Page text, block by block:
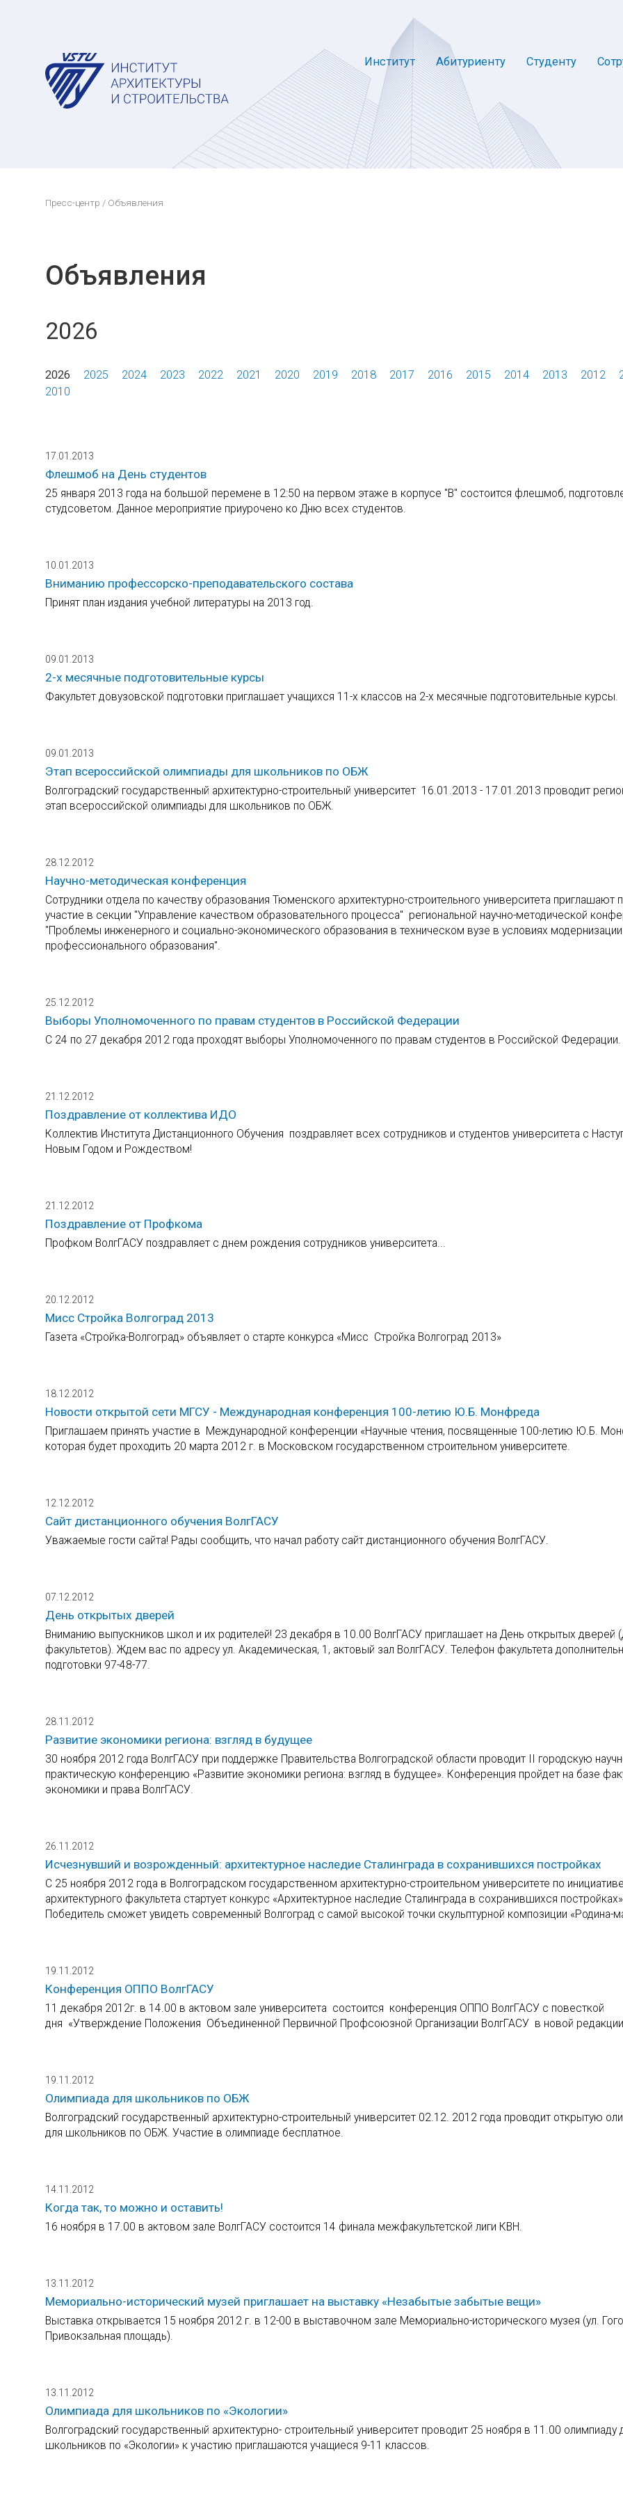
Институт Абитуриенту Студенту
Пресс-центр / Объявления
Объявления
2026
2026 2025 2024 2023 2022 2021 2020 2019 2018 2017 2016 2015 2014 2013 2012
2010
17.01.2013
Флешмоб на День студентов
25 января 2013 года на большой перемене в 12:50 на первом этаже в корпусе "В" состоится флешмоб,
студсоветом. Данное мероприятие приурочено ко Дню всех студентов.
10.01.2013
Вниманию профессорско-преподавательского состава
Принят план издания учебной литературы на 2013 год.
09.01.2013
2-х месячные подготовительные курсы
Факультет довузовской подготовки приглашает учащихся 11-х классов на 2-х месячные подготовительные курсы.
09.01.2013
Этап всероссийской олимпиады для школьников по ОБЖ
Волгоградский государственный архитектурно-строительный университет 16.01.2013 - 17.01.2013 проводит
этап всероссийской олимпиады для школьников по ОБЖ.
28.12.2012
Научно-методическая конференция
Сотрудники отдела по качеству образования Тюменского архитектурно-строительного университета приглашают
участие в секции "Управление качеством образовательного процесса" региональной научно-методической
"Проблемы инженерного и социально-экономического образования в техническом вузе в условиях
профессионального образования".
25.12.2012
Выборы Уполномоченного по правам студентов в Российской Федерации
С 24 по 27 декабря 2012 года проходят выборы Уполномоченного по правам студентов в Российской Федерации.
21.12.2012
Поздравление от коллектива ИДО
Коллектив Института Дистанционного Обучения поздравляет всех сотрудников и студентов университета с
Новым Годом и Рождеством!
21.12.2012
Поздравление от Профкома
Профком ВолгГАСУ поздравляет с днем рождения сотрудников университета...
20.12.2012
Мисс Стройка Волгоград 2013
Газета «Стройка-Волгоград» объявляет о старте конкурса «Мисс Стройка Волгоград 2013»
18.12.2012
Новости открытой сети МГСУ - Международная конференция 100-летию Ю.Б. Монфреда
Приглашаем принять участие в Международной конференции «Научные чтения, посвященные 100-летию Ю.Б.
которая будет проходить 20 марта 2012 г. в Московском государственном строительном университете.
12.12.2012
Cайт дистанционного обучения ВолгГАСУ
Уважаемые гости сайта! Рады сообщить, что начал работу сайт дистанционного обучения ВолгГАСУ.
07.12.2012
День открытых дверей
Вниманию выпускников школ и их родителей! 23 декабря в 10.00 ВолгГАСУ приглашает на День открытых дверей
факультетов). Ждем вас по адресу ул. Академическая, 1, актовый зал ВолгГАСУ. Телефон факультета
подготовки 97-48-77.
28.11.2012
Развитие экономики региона: взгляд в будущее
30 ноября 2012 года ВолгГАСУ при поддержке Правительства Волгоградской области проводит II городскую
практическую конференцию «Развитие экономики региона: взгляд в будущее». Конференция пройдет на базе
экономики и права ВолгГАСУ.
26.11.2012
Исчезнувший и возрожденный: архитектурное наследие Сталинграда в сохранившихся постройках
С 25 ноября 2012 года в Волгоградском государственном архитектурно-строительном университете по
архитектурного факультета стартует конкурс «Архитектурное наследие Сталинграда в сохранившихся постройках».
Победитель сможет увидеть современный Волгоград с самой высокой точки скульптурной композиции «Родина-
19.11.2012
Конференция ОППО ВолгГАСУ
11 декабря 2012г. в 14.00 в актовом зале университета состоится конференция ОППО ВолгГАСУ с повесткой
дня «Утверждение Положения Объединенной Первичной Профсоюзной Организации ВолгГАСУ в новой
19.11.2012
Олимпиада для школьников по ОБЖ
Волгоградский государственный архитектурно-строительный университет 02.12. 2012 года проводит открытую
для школьников по ОБЖ. Участие в олимпиаде бесплатное.
14.11.2012
Когда так, то можно и оставить!
16 ноября в 17.00 в актовом зале ВолгГАСУ состоится 14 финала межфакультетской лиги КВН.
13.11.2012
Мемориально-исторический музей приглашает на выставку «Незабытые забытые вещи»
Выставка открывается 15 ноября 2012 г. в 12-00 в выставочном зале Мемориально-исторического музея (ул.
Привокзальная площадь).
13.11.2012
Олимпиада для школьников по «Экологии»
Волгоградский государственный архитектурно- строительный университет проводит 25 ноября в 11.00 олимпиаду
школьников по «Экологии» к участию приглашаются учащиеся 9-11 классов.